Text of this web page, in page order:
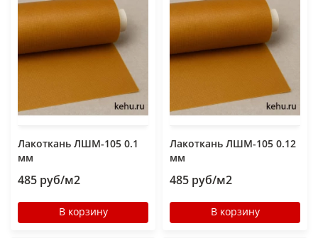
Лакоткань ЛШМ-105 0.1
мм
485 руб/м2
В корзину
Лакоткань ЛШМ-105 0.12
мм
485 руб/м2
В корзину